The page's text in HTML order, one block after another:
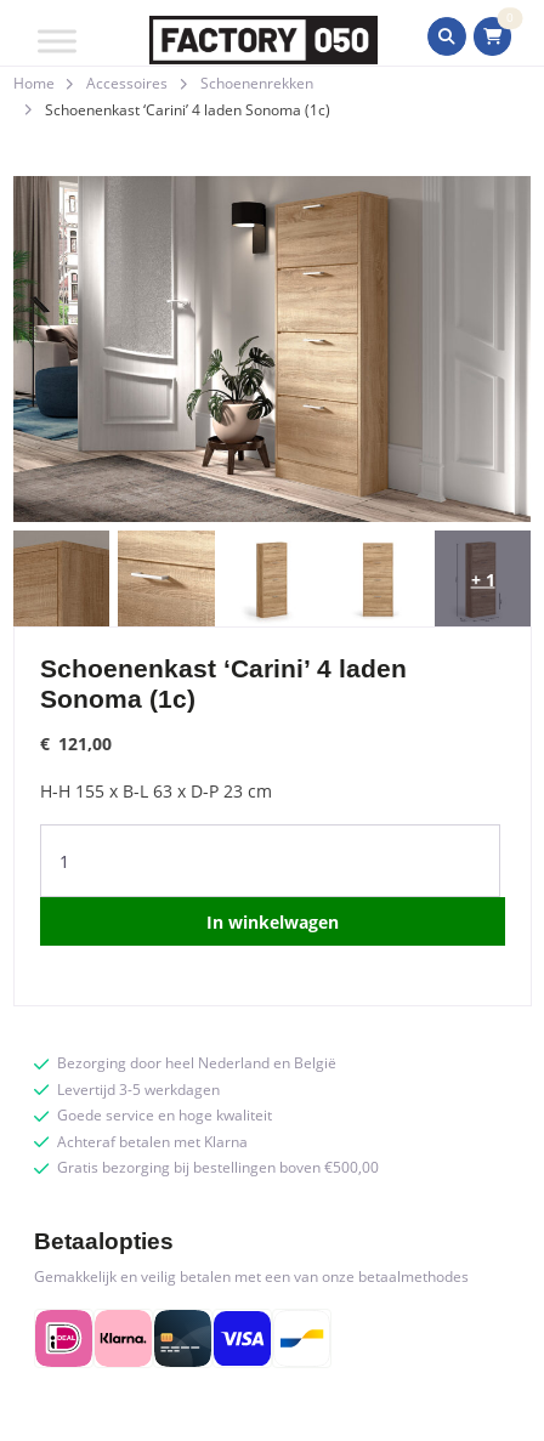
0
Home Accessoires
Schoenenrekken
Schoenenkast ‘Carini’ 4 laden Sonoma (1c)
+ 1
Schoenenkast ‘Carini’ 4 laden
Sonoma (1c)
€ 121,00
H-H 155 x B-L 63 x D-P 23 cm
'Carini'
In winkelwagen
Bezorging door heel Nederland en België
Levertijd 3-5 werkdagen
Goede service en hoge kwaliteit
Achteraf betalen met Klarna
Gratis bezorging bij bestellingen boven €500,00
Betaalopties
Gemakkelijk en veilig betalen met een van onze betaalmethodes